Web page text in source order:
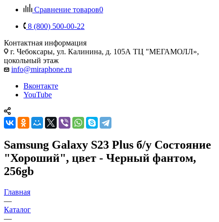
Сравнение товаров0
8 (800) 500-00-22
Контактная информация
г. Чебоксары, ул. Калинина, д. 105А ТЦ "МЕГАМОЛЛ»,
цокольный этаж
info@miraphone.ru
Вконтакте
YouTube
Samsung Galaxy S23 Plus б/у Состояние
"Хороший", цвет - Черный фантом,
256gb
Главная
—
Каталог
—